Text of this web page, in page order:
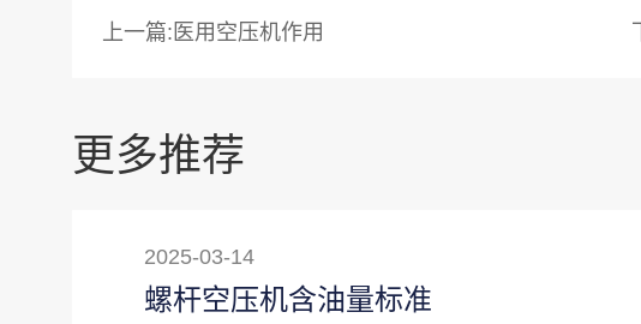
上一篇:医用空压机作用
更多推荐
2025-03-14
螺杆空压机含油量标准